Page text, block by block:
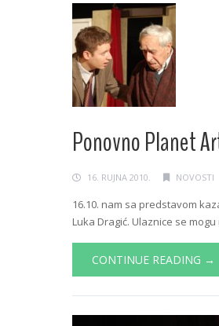
Ponovno Planet
16. RUJNA 2010. NOVOSTI
16.10. nam sa predstavom
Luka Dragić. Ulaznice se
CONTINUE READING →